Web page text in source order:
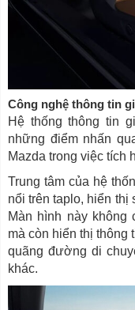
Công nghệ thông tin
Hệ thống thông tin
những điểm nhấn
Mazda trong việc tích
Trung tâm của hệ
nổi trên taplo, hiển thị
Màn hình này
mà còn hiển thị thông
quãng đường di
khác.